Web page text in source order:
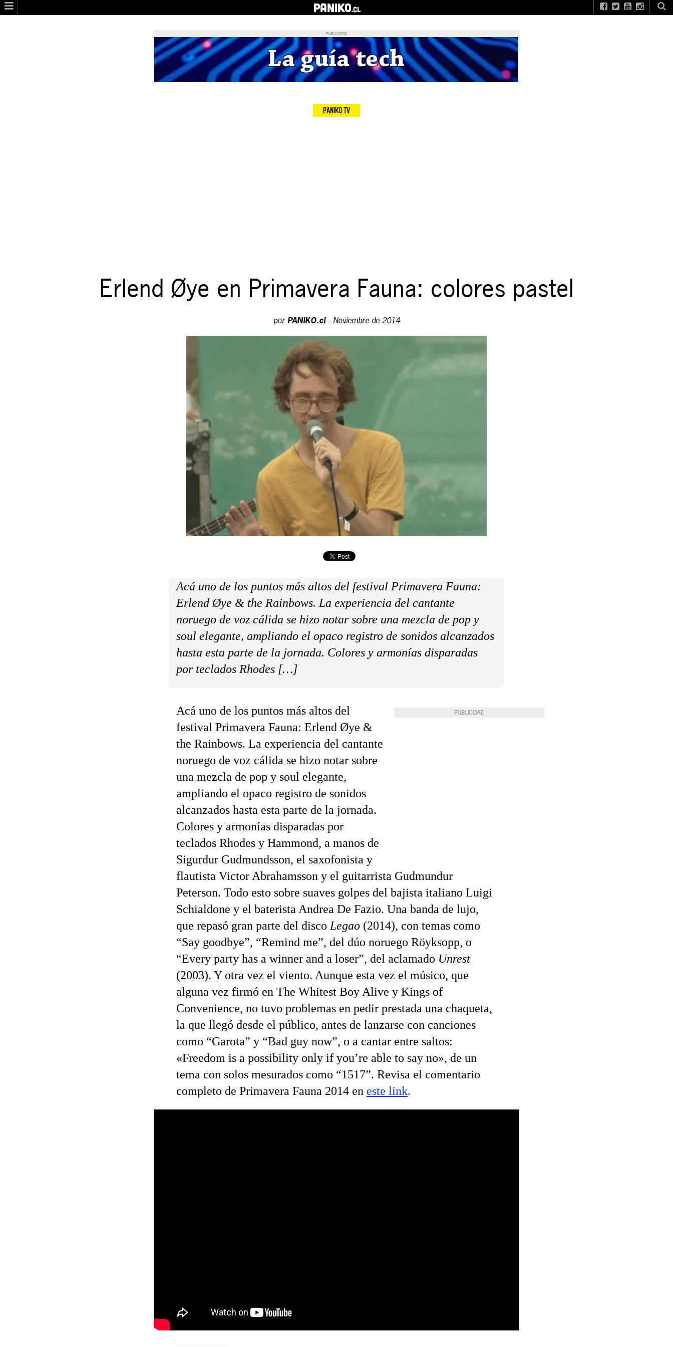
PANIKO.cl
PUBLICIDAD
PANIKO TV
Erlend Øye en Primavera Fauna: colores pastel
por PANIKO.cl· Noviembre de 2014
Acá uno de los puntos más altos del festival Primavera Fauna:
Erlend Øye & the Rainbows. La experiencia del cantante
noruego de voz cálida se hizo notar sobre una mezcla de pop y
soul elegante, ampliando el opaco registro de sonidos alcanzados
hasta esta parte de la jornada. Colores y armonías disparadas
por teclados Rhodes […]
PUBLICIDAD
Acá uno de los puntos más altos del
festival Primavera Fauna: Erlend Øye &
the Rainbows. La experiencia del cantante
noruego de voz cálida se hizo notar sobre
una mezcla de pop y soul elegante,
ampliando el opaco registro de sonidos
alcanzados hasta esta parte de la jornada.
Colores y armonías disparadas por
teclados Rhodes y Hammond, a manos de
Sigurdur Gudmundsson, el saxofonista y
flautista Victor Abrahamsson y el guitarrista Gudmundur
Peterson. Todo esto sobre suaves golpes del bajista italiano Luigi
Schialdone y el baterista Andrea De Fazio. Una banda de lujo,
que repasó gran parte del disco Legao (2014), con temas como
“Say goodbye”, “Remind me”, del dúo noruego Röyksopp, o
“Every party has a winner and a loser”, del aclamado Unrest
(2003). Y otra vez el viento. Aunque esta vez el músico, que
alguna vez firmó en The Whitest Boy Alive y Kings of
Convenience, no tuvo problemas en pedir prestada una chaqueta,
la que llegó desde el público, antes de lanzarse con canciones
como “Garota” y “Bad guy now”, o a cantar entre saltos:
«Freedom is a possibility only if you’re able to say no», de un
tema con solos mesurados como “1517”. Revisa el comentario
completo de Primavera Fauna 2014 en este link.